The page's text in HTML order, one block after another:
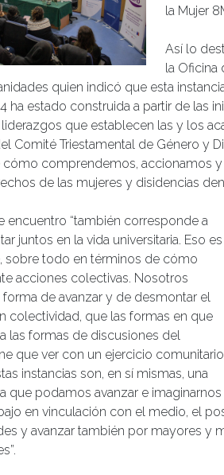
la Mujer
Así lo
la Oficina
quien indicó que esta
ha estado construida a partir de las
que establecen las y los
Comité Triestamental de Género y
comprendemos, accionamos
de las mujeres y disidencias
encuentro “también corresponde a
juntos en la vida universitaria. Eso es
sobre todo en términos de cómo
acciones colectivas. Nosotros
de avanzar y de desmontar el
colectividad, que las formas en que
las formas de discusiones del
que ver con un ejercicio
instancias son, en sí mismas, una
que podamos avanzar e
en vinculación con el medio, el
y avanzar también por mayores y